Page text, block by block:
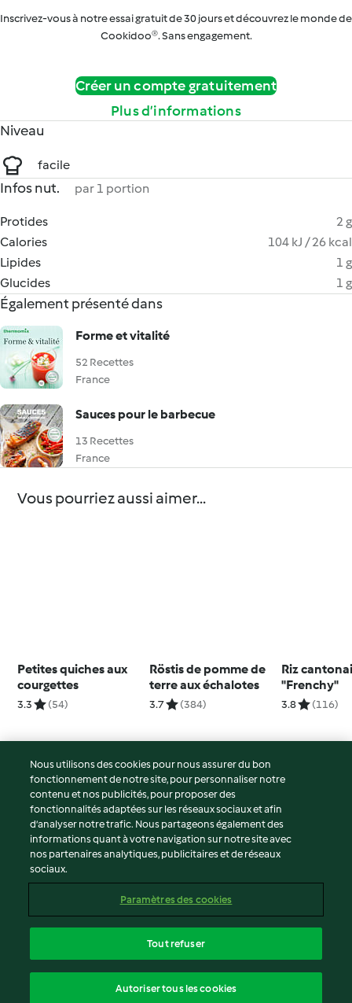
Inscrivez-vous à notre essai gratuit de 30 jours et découvrez le monde de
Cookidoo®. Sans engagement.
Créer un compte gratuitement
Plus d’informations
Niveau
facile
Infos nut. par 1 portion
Protides
2 g
Calories
104 kJ / 26 kcal
Lipides
1 g
Glucides
1 g
Également présenté dans
Forme et vitalité
52 Recettes
France
Sauces pour le barbecue
13 Recettes
France
Vous pourriez aussi aimer...
Petites quiches aux
courgettes
3.3 (54)
Röstis de pomme de
terre aux échalotes
3.7 (384)
Riz
"Frenchy"
3.8 (116)
© Copyright 2026
Conditions d'utilisation
Politique de confidentialité
Non-responsabilité
Mentions légales
Contenu du rapport
Déclaration d'accessibilité
Nous utilisons des cookies pour nous assurer du bon
fonctionnement de notre site, pour personnaliser notre
contenu et nos publicités, pour proposer des
fonctionnalités adaptées sur les réseaux sociaux et afin
d’analyser notre trafic. Nous partageons également des
informations quant à votre navigation sur notre site avec
nos partenaires analytiques, publicitaires et de réseaux
sociaux.
Paramètres des cookies
Tout refuser
Autoriser tous les cookies